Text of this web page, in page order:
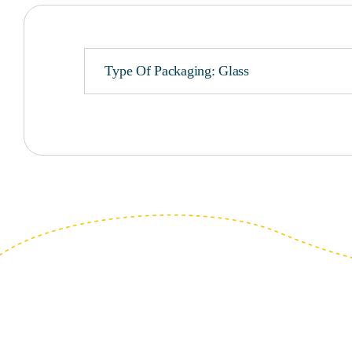
Type Of Packaging: Glass